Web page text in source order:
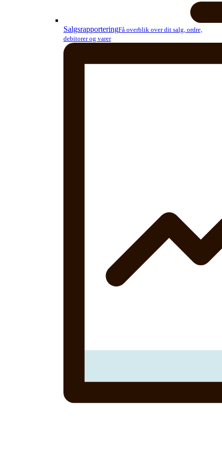
SalgsrapporteringFå overblik over dit salg, ordre,
debitorer og varer